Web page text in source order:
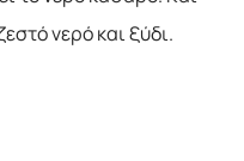
νερό και ξύδι.